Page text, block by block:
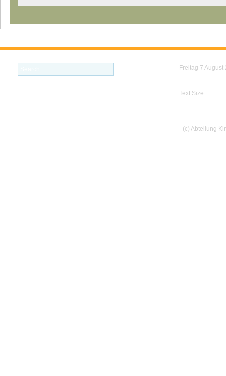
Freitag 7 August
Text Size
(c) Abteilung